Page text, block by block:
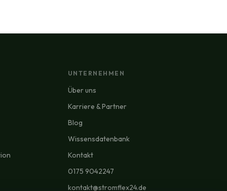
UNTERNEHMEN
Über uns
Karriere & Partner
Blog
Wissensdatenbank
Kontakt
0175 9042247
kontakt@stromflex24.de